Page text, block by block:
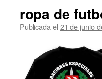
ropa de
Publicada el 21 de junio